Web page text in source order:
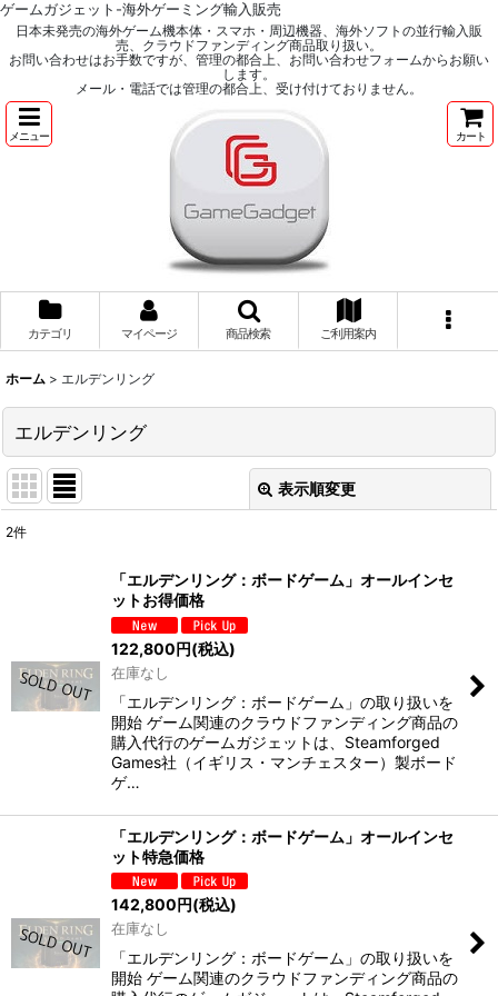
ゲームガジェット-海外ゲーミング輸入販売
日本未発売の海外ゲーム機本体・スマホ・周辺機器、海外ソフトの並行輸入販
売、クラウドファンディング商品取り扱い。
お問い合わせはお手数ですが、管理の都合上、お問い合わせフォームからお願い
します。
メール・電話では管理の都合上、受け付けておりません。
メニュー カート
カテゴリ マイページ 商品検索 ご利用案内
ホーム > エルデンリング
エルデンリング
表示順変更
2件
「エルデンリング：ボードゲーム」オールインセ
ットお得価格
122,800円(税込)
在庫なし
「エルデンリング：ボードゲーム」の取り扱いを
開始 ゲーム関連のクラウドファンディング商品の
購入代行のゲームガジェットは、Steamforged
Games社（イギリス・マンチェスター）製ボード
ゲ…
「エルデンリング：ボードゲーム」オールインセ
ット特急価格
142,800円(税込)
在庫なし
「エルデンリング：ボードゲーム」の取り扱いを
開始 ゲーム関連のクラウドファンディング商品の